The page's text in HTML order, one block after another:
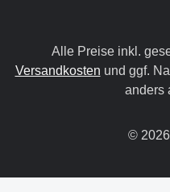
Alle Preise inkl.
Versandkosten und ggf.
anders
©